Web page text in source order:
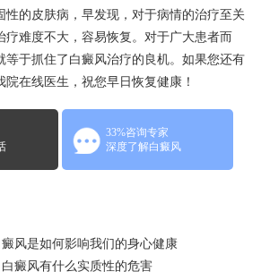
性的皮肤病，早发现，对于病情的治疗至关
疗难度不大，容易恢复。对于广大患者而
等于抓住了白癜风治疗的良机。如果您还有
在线医生，祝您早日恢复健康！
33%咨询专家
深度了解白癜风
风是如何影响我们的身心健康
癜风有什么实质性的危害